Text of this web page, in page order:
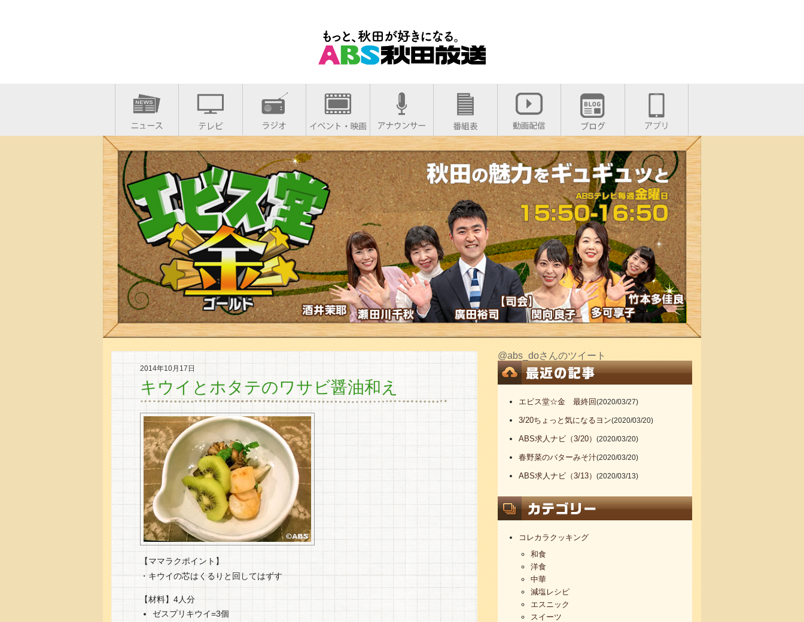
2014年10月17日
キウイとホタテのワサビ醤油和え
【ママラクポイント】
・キウイの芯はくるりと回してはずす
【材料】4人分
ゼスプリキウイ=3個
@abs_doさんのツイート
エビス堂☆金 最終回(2020/03/27)
3/20ちょっと気になるヨン(2020/03/20)
ABS求人ナビ（3/20）(2020/03/20)
春野菜のバターみそ汁(2020/03/20)
ABS求人ナビ（3/13）(2020/03/13)
コレカラクッキング
和食
洋食
中華
減塩レシピ
エスニック
スイーツ